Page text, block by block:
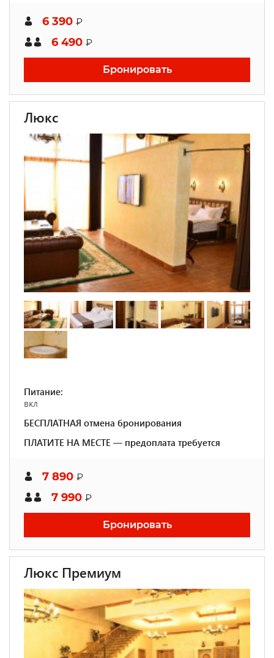
6 390 ₽
6 490 ₽
Бронировать
Люкс
Питание:
вкл
БЕСПЛАТНАЯ отмена бронирования
ПЛАТИТЕ НА МЕСТЕ — предоплата требуется
7 890 ₽
7 990 ₽
Бронировать
Люкс Премиум